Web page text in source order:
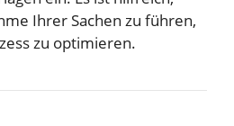
Ihrer Sachen zu führen,
zu optimieren.